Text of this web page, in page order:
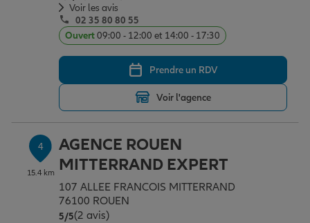
Protection juridique
Retraite
Tous nos devis d'assurance
Voir les avis
02 35 80 80 55
Ouvert09:00 - 12:00 et 14:00 - 17:30
Prendre un RDV
Voir l'agence
4
15.4 km
AGENCE ROUEN
MITTERRAND EXPERT
107 ALLEE FRANCOIS MITTERRAND
76100 ROUEN
5/5Note de 5 sur 5
(2 avis)